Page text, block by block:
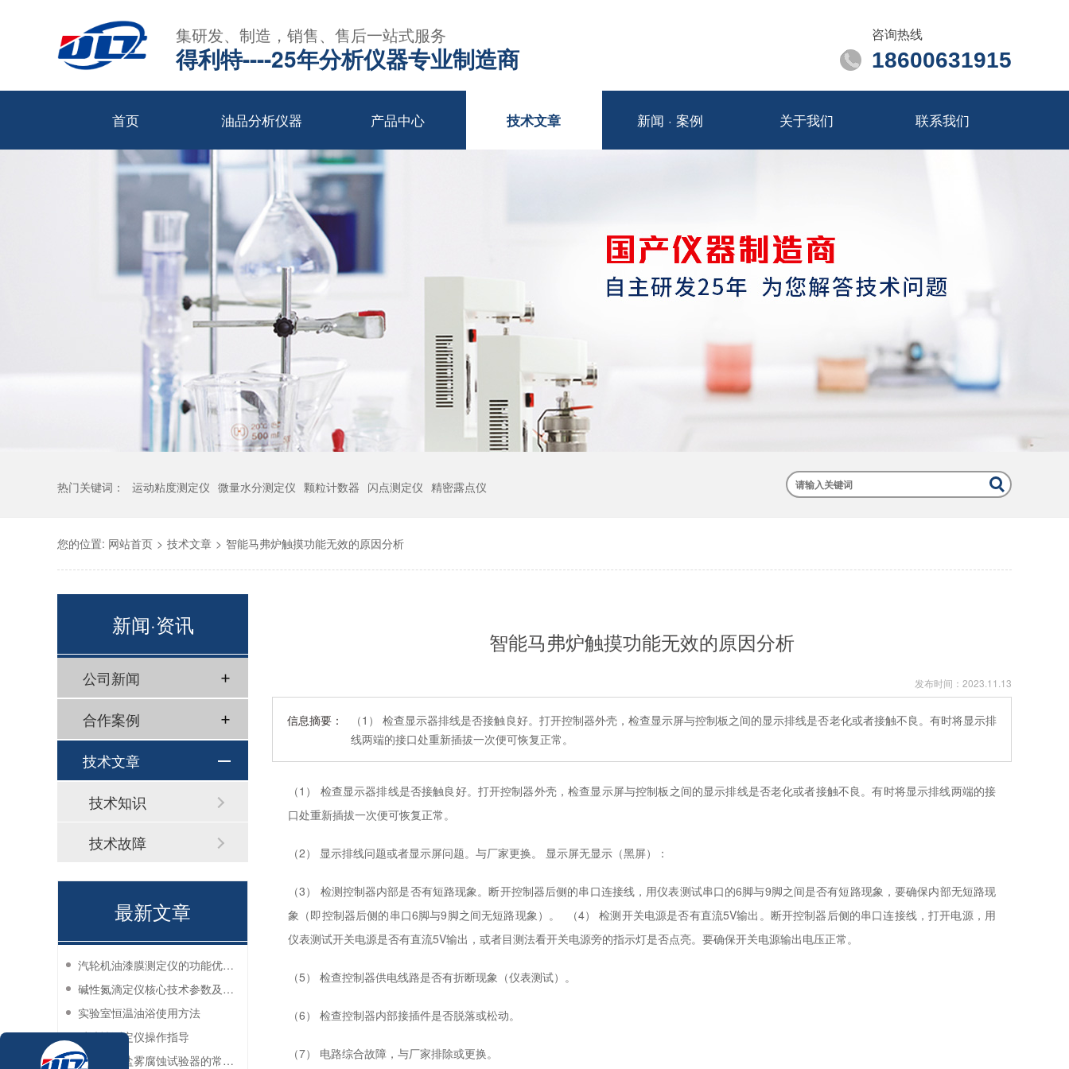
集研发、制造，销售、售后一站式服务
得利特----25年分析仪器专业制造商
咨询热线
18600631915
首页 油品分析仪器 产品中心 技术文章 新闻 · 案例 关于我们 联系我们
热门关键词： 运动粘度测定仪 微量水分测定仪 颗粒计数器 闪点测定仪 精密露点仪
您的位置: 网站首页 > 技术文章 > 智能马弗炉触摸功能无效的原因分析
智能马弗炉触摸功能无效的原因分析
发布时间： 2023.11.13
信息摘要：
（1） 检查显示器排线是否接触良好。打开控制器外壳，检查显示屏与控制板之间的显示排线是否老化或者接触不良。有时将显示排
线两端的接口处重新插拔一次便可恢复正常。
（1） 检查显示器排线是否接触良好。打开控制器外壳，检查显示屏与控制板之间的显示排线是否老化或者接触不良。有时将显示排线两端的接
口处重新插拔一次便可恢复正常。
（2） 显示排线问题或者显示屏问题。与厂家更换。 显示屏无显示（黑屏）：
（3） 检测控制器内部是否有短路现象。断开控制器后侧的串口连接线，用仪表测试串口的6脚与9脚之间是否有短路现象，要确保内部无短路现
象（即控制器后侧的串口6脚与9脚之间无短路现象）。 （4） 检测开关电源是否有直流5V输出。断开控制器后侧的串口连接线，打开电源，用
仪表测试开关电源是否有直流5V输出，或者目测法看开关电源旁的指示灯是否点亮。要确保开关电源输出电压正常。
（5） 检查控制器供电线路是否有折断现象（仪表测试）。
（6） 检查控制器内部接插件是否脱落或松动。
（7） 电路综合故障，与厂家排除或更换。
新闻·资讯
公司新闻
合作案例
技术文章
技术知识
技术故障
最新文章
汽轮机油漆膜测定仪的功能优势有哪些？
碱性氮滴定仪核心技术参数及应用说明
实验室恒温油浴使用方法
过滤性测定仪操作指导
防锈油脂盐雾腐蚀试验器的常见故障与解决方法